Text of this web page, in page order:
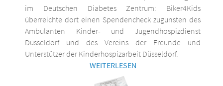
im Deutschen Diabetes Zentrum: Biker4Kids
überreichte dort einen Spendencheck zugunsten des
Ambulanten Kinder- und Jugendhospizdienst
Düsseldorf und des Vereins der Freunde und
Unterstützer der Kinderhospizarbeit Düsseldorf.
WEITERLESEN